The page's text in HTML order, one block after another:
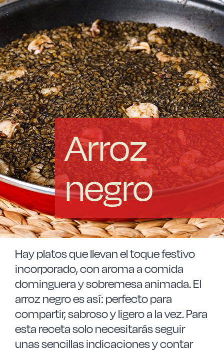
Acero forjado
Borosilicato
Más Menaje
Sostenibles
Somos Cooperativa
Cocinando
Las Noticias
Instrucciones de seguridad
FAQ
Contacto
Arroz
negro
Hay platos que llevan el toque festivo
incorporado, con aroma a comida
dominguera y sobremesa animada. El
arroz negro es así: perfecto para
compartir, sabroso y ligero a la vez. Para
esta receta solo necesitarás seguir
unas sencillas indicaciones y contar